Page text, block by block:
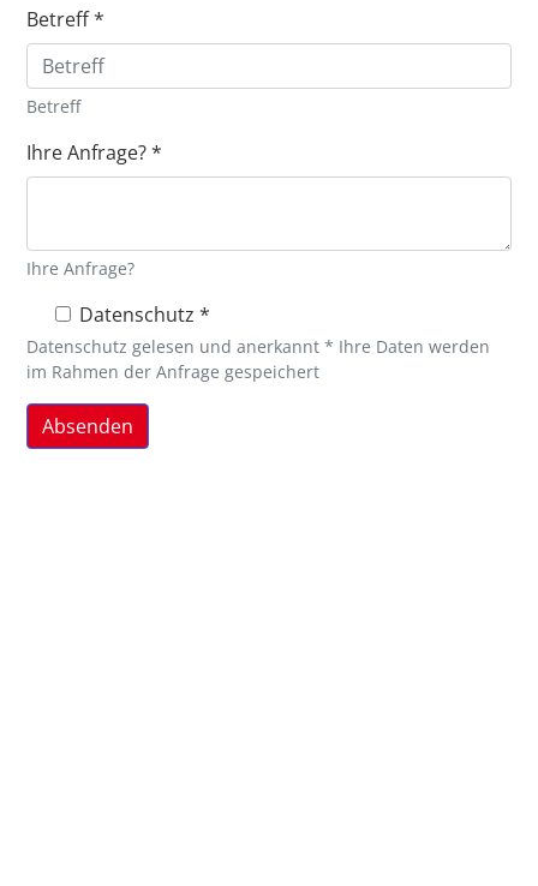
Betreff*
Betreff
Ihre Anfrage?*
Ihre Anfrage?
Datenschutz *
Datenschutz gelesen und anerkannt * Ihre Daten werden
im Rahmen der Anfrage gespeichert
Absenden